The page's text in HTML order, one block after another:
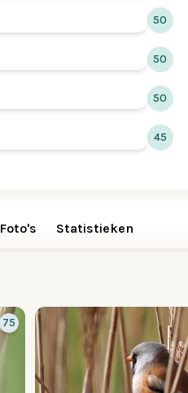
50
50
50
45
Foto's Statistieken
75